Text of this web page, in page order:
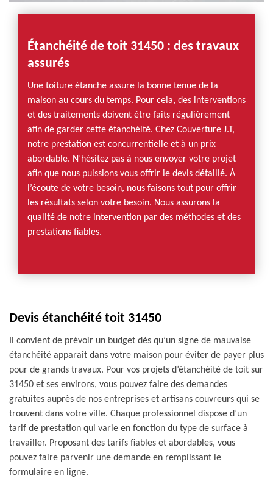
Étanchéité de toit 31450 : des travaux
assurés
Une toiture étanche assure la bonne tenue de la
maison au cours du temps. Pour cela, des interventions
et des traitements doivent être faits régulièrement
afin de garder cette étanchéité. Chez Couverture J.T,
notre prestation est concurrentielle et à un prix
abordable. N’hésitez pas à nous envoyer votre projet
afin que nous puissions vous offrir le devis détaillé. À
l’écoute de votre besoin, nous faisons tout pour offrir
les résultats selon votre besoin. Nous assurons la
qualité de notre intervention par des méthodes et des
prestations fiables.
Devis étanchéité toit 31450
Il convient de prévoir un budget dès qu’un signe de mauvaise
étanchéité apparaît dans votre maison pour éviter de payer plus
pour de grands travaux. Pour vos projets d’étanchéité de toit sur
31450 et ses environs, vous pouvez faire des demandes
gratuites auprès de nos entreprises et artisans couvreurs qui se
trouvent dans votre ville. Chaque professionnel dispose d’un
tarif de prestation qui varie en fonction du type de surface à
travailler. Proposant des tarifs fiables et abordables, vous
pouvez faire parvenir une demande en remplissant le
formulaire en ligne.